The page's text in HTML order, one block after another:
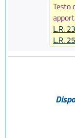
Testo
L.R.
L.R.
L.R.
L.R.
L.R.
L.R.
L.R.